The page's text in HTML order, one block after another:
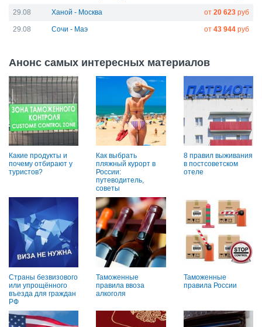
29.08 Ханой - Москва от 20 623 руб
29.08 Сочи - Маэ от 43 944 руб
Анонс самых интересных материалов
Какие продукты и
почему отбирают у
туристов?
Как выбрать
пляжный курорт в
России:
путеводитель,
советы
8 правил выживания
в постсоветском
отеле
Страны безвизового
или упрощённого
въезда для граждан
РФ
Таможенные
правила ввоза
алкоголя
Таможенные
правила России